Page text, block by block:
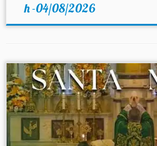
h -04/08/2026